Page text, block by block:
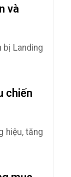
và
bị Landing
chiến
hiệu, tăng